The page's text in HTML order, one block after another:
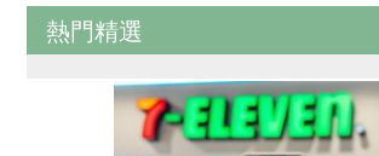
熱門精選